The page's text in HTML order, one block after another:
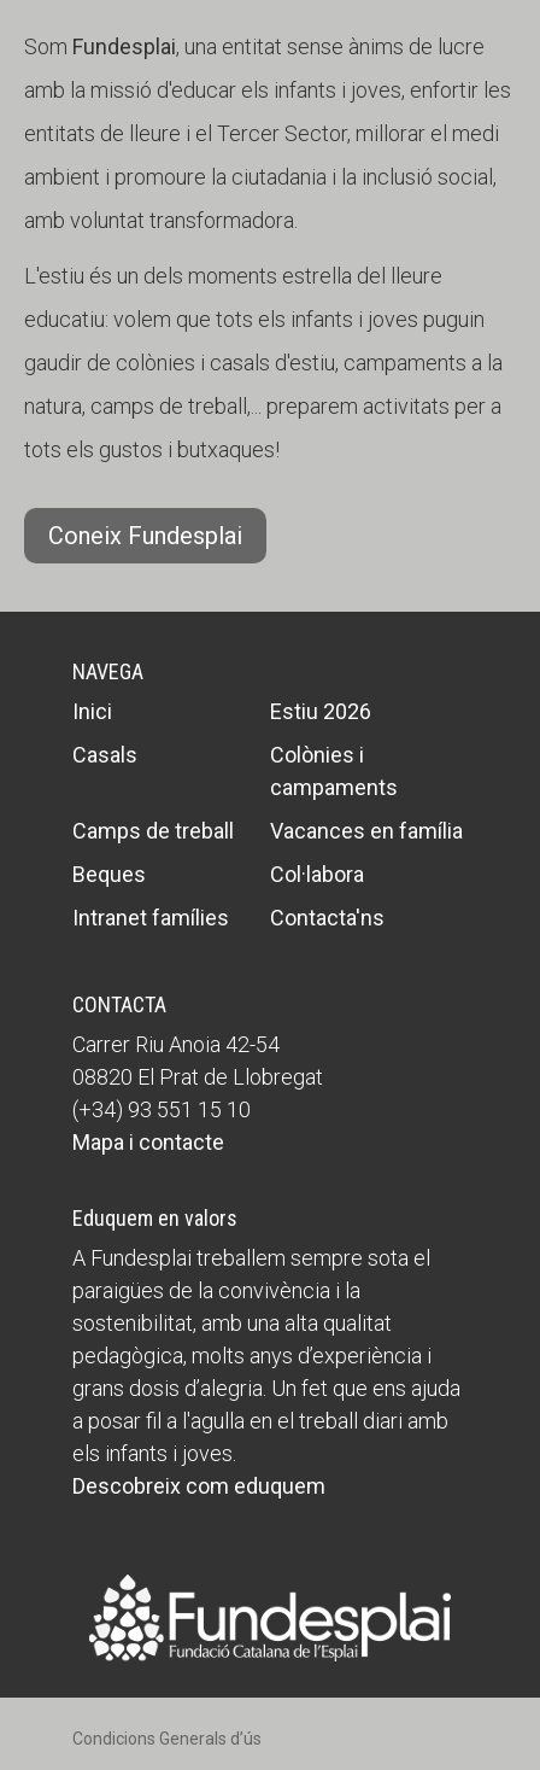
Som Fundesplai, una entitat sense ànims de lucre
amb la missió d'educar els infants i joves, enfortir les
entitats de lleure i el Tercer Sector, millorar el medi
ambient i promoure la ciutadania i la inclusió social,
amb voluntat transformadora.
L'estiu és un dels moments estrella del lleure
educatiu: volem que tots els infants i joves puguin
gaudir de colònies i casals d'estiu, campaments a la
natura, camps de treball,... preparem activitats per a
tots els gustos i butxaques!
Coneix Fundesplai
NAVEGA
Inici
Estiu 2026
Casals
Colònies i
campaments
Camps de treball
Vacances en família
Beques
Col·labora
Intranet famílies
Contacta'ns
CONTACTA
Carrer Riu Anoia 42-54
08820 El Prat de Llobregat
(+34) 93 551 15 10
Mapa i contacte
Eduquem en valors
A Fundesplai treballem sempre sota el
paraigües de la convivència i la
sostenibilitat, amb una alta qualitat
pedagògica, molts anys d’experiència i
grans dosis d’alegria. Un fet que ens ajuda
a posar fil a l'agulla en el treball diari amb
els infants i joves.
Descobreix com eduquem
Condicions Generals d’ús
Butlletins
Diari de la Fundació
Fundesplai als mitjans
Xarxes socials
Fes voluntariat
Fes un donatiu
Treballa amb nosaltres